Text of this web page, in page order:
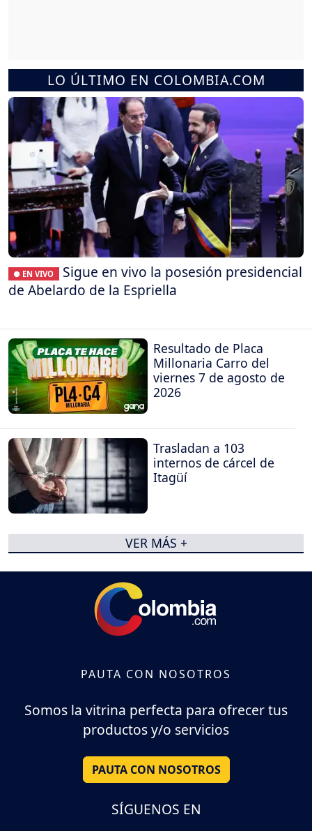
LO ÚLTIMO EN COLOMBIA.COM
● EN VIVO
Sigue en vivo la posesión presidencial
de Abelardo de la Espriella
Resultado de Placa
Millonaria Carro del
viernes 7 de agosto de
2026
Trasladan a 103
internos de cárcel de
Itagüí
VER MÁS +
PAUTA CON NOSOTROS
Somos la vitrina perfecta para ofrecer tus
productos y/o servicios
PAUTA CON NOSOTROS
SÍGUENOS EN